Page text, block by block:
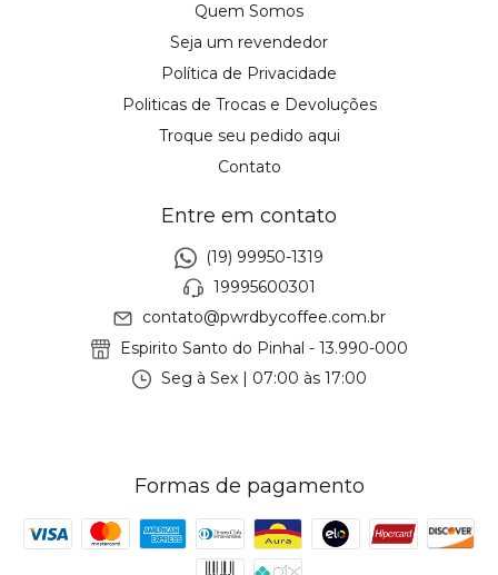
Quem Somos
Seja um revendedor
Política de Privacidade
Politicas de Trocas e Devoluções
Troque seu pedido aqui
Contato
Entre em contato
(19) 99950-1319
19995600301
contato@pwrdbycoffee.com.br
Espirito Santo do Pinhal - 13.990-000
Seg à Sex | 07:00 às 17:00
Formas de pagamento